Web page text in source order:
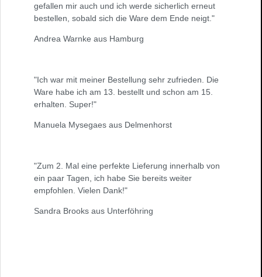
gefallen mir auch und ich werde sicherlich erneut
bestellen, sobald sich die Ware dem Ende neigt."
Andrea Warnke aus Hamburg
"Ich war mit meiner Bestellung sehr zufrieden. Die
Ware habe ich am 13. bestellt und schon am 15.
erhalten. Super!"
Manuela Mysegaes aus Delmenhorst
"Zum 2. Mal eine perfekte Lieferung innerhalb von
ein paar Tagen, ich habe Sie bereits weiter
empfohlen. Vielen Dank!"
Sandra Brooks aus Unterföhring